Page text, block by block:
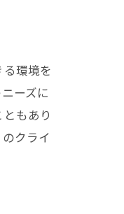
環境を
ーズに
もあり
クライ